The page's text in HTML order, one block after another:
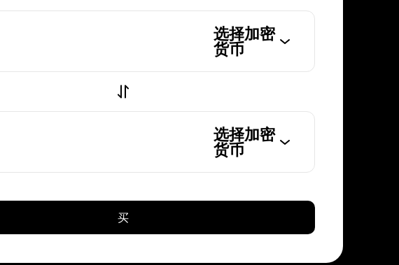
选择加密
货币
选择加密
货币
买